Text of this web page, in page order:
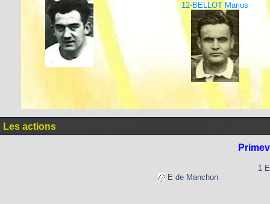
12-BELLOT Marius
Les actions
1 E
E de Manchon